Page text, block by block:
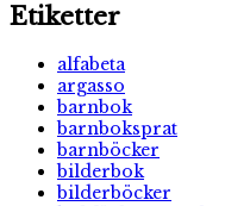
Etiketter
alfabeta
argasso
barnbok
barnboksprat
barnböcker
bilderbok
bilderböcker